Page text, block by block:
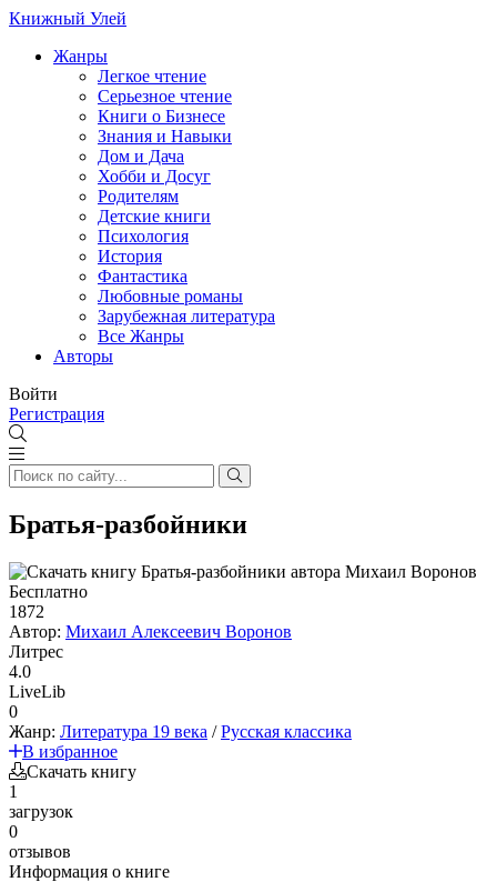
Книжный Улей
Жанры
Легкое чтение
Серьезное чтение
Книги о Бизнесе
Знания и Навыки
Дом и Дача
Хобби и Досуг
Родителям
Детские книги
Психология
История
Фантастика
Любовные романы
Зарубежная литература
Все Жанры
Авторы
Войти
Регистрация
Братья-разбойники
Бесплатно
1872
Автор: Михаил Алексеевич Воронов
Литрес
4.0
LiveLib
0
Жанр: Литература 19 века /Русская классика
В избранное
Скачать книгу
1
загрузок
0
отзывов
Информация о книге